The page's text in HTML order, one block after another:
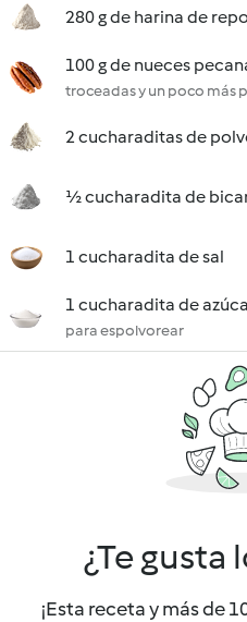
280 g de harina de
100 g de nueces
troceadas y un poco más
2 cucharaditas de
½ cucharadita de
1 cucharadita de sal
1 cucharadita de
para espolvorear
¿Te gusta
¡Esta receta y más de